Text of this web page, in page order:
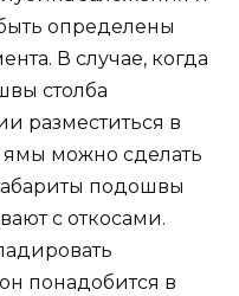
определены
В случае, когда
столба
разместиться в
ямы можно сделать
подошвы
с откосами.
понадобится в